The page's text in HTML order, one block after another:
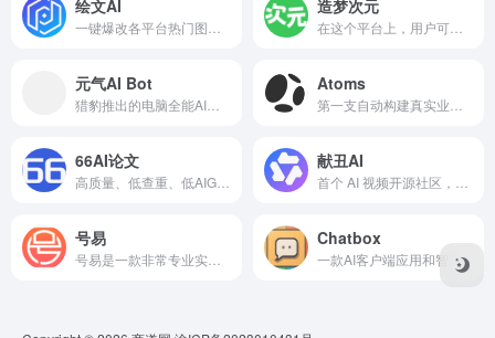
绘文AI 造梦次元
元气AI Bot Atoms
66AI论文 献丑AI
号易 Chatbox
一款AI客户端应用和智能助手，支持众多先进的AI模型和API